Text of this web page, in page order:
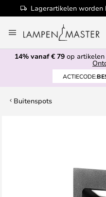
Lagerartikelen worden
naar
de
inhoud
14% vanaf € 79 op artikelen
ACTIECODE:
Buitenspots